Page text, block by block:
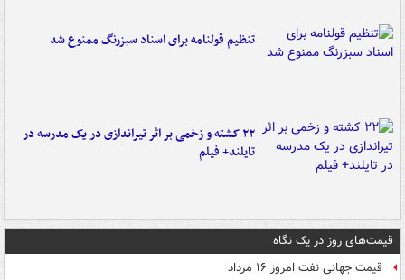
تنظیم قولنامه برای اسناد سبزرنگ ممنوع شد
۲۲ کشته و زخمی بر اثر تیراندازی در یک مدرسه در
تایلند+ فیلم
قیمت‌های روز در یک نگاه
قیمت جهانی نفت امروز ۱۶ مرداد